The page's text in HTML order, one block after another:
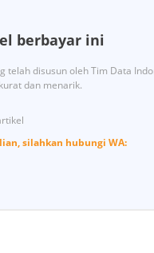
berbayar ini
telah disusun oleh Tim Data
dan menarik.
silahkan hubungi WA: